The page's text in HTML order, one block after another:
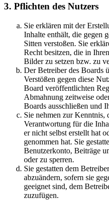
3. Pflichten des Nutzers
Sie erklären mit der
Inhalte enthält, die gegen
Sitten verstoßen. Sie
Recht besitzen, die in
Bilder zu setzen bzw. zu
Der Betreiber des Boards
Verstößen gegen diese
Board veröffentlichten
Abmahnung zeitweise
Boards ausschließen und
Sie nehmen zur Kenntnis,
Verantwortung für die
er nicht selbst erstellt hat
genommen hat. Sie
Benutzerkonto, Beiträge
oder zu sperren.
Sie gestatten dem
abzuändern, sofern sie
geeignet sind, dem
zuzufügen.